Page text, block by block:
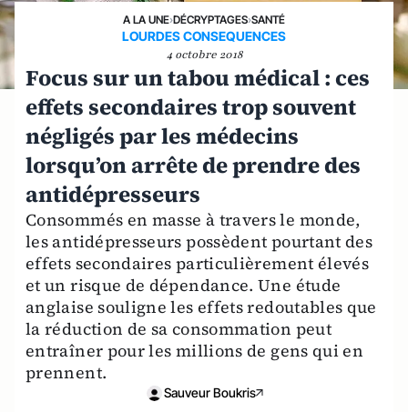
A LA UNE›DÉCRYPTAGES›SANTÉ
LOURDES CONSEQUENCES
4 octobre 2018
Focus sur un tabou médical : ces
effets secondaires trop souvent
négligés par les médecins
lorsqu’on arrête de prendre des
antidépresseurs
Consommés en masse à travers le monde,
les antidépresseurs possèdent pourtant des
effets secondaires particulièrement élevés
et un risque de dépendance. Une étude
anglaise souligne les effets redoutables que
la réduction de sa consommation peut
entraîner pour les millions de gens qui en
prennent.
Sauveur Boukris